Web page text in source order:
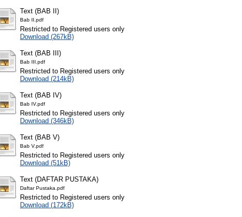
Text (BAB II)
Bab II.pdf
Restricted to Registered users only
Download (267kB)
Text (BAB III)
Bab III.pdf
Restricted to Registered users only
Download (214kB)
Text (BAB IV)
Bab IV.pdf
Restricted to Registered users only
Download (346kB)
Text (BAB V)
Bab V.pdf
Restricted to Registered users only
Download (51kB)
Text (DAFTAR PUSTAKA)
Daftar Pustaka.pdf
Restricted to Registered users only
Download (172kB)